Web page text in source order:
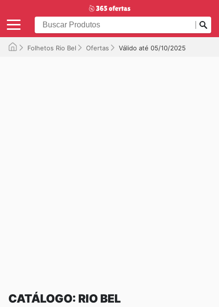
Folhetos Rio Bel Ofertas Válido até 05/10/2025
CATÁLOGO: RIO BEL